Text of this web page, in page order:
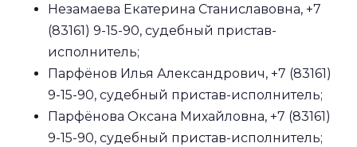
Незамаева Екатерина Станиславовна, +7
(83161) 9-15-90, судебный пристав-
исполнитель;
Парфёнов Илья Александрович, +7 (83161)
9-15-90, судебный пристав-исполнитель;
Парфёнова Оксана Михайловна, +7 (83161)
9-15-90, судебный пристав-исполнитель;